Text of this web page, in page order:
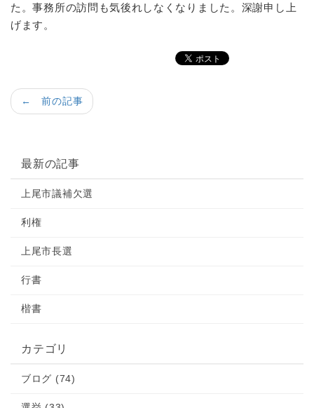
た。事務所の訪問も気後れしなくなりました。深謝申し上
げます。
← 前の記事
最新の記事
上尾市議補欠選
利権
上尾市長選
行書
楷書
カテゴリ
ブログ (74)